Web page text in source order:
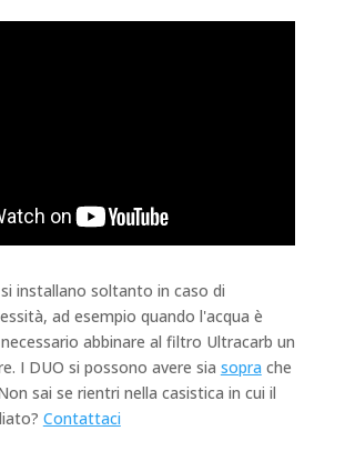
installano soltanto in caso di
ad esempio quando l'acqua è
abbinare al filtro Ultracarb un
I DUO si possono avere sia sopra che
sai se rientri nella casistica in cui il
Contattaci